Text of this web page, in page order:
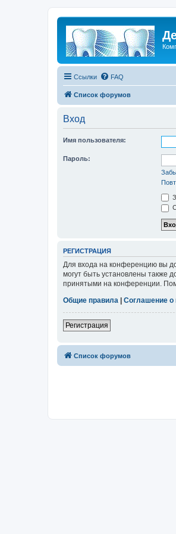
Ссылки FAQ
Список форумов
Вход
Имя пользователя:
Пароль:
РЕГИСТРАЦИЯ
Для входа на конференцию вы
могут быть установлены также
принятыми на конференции.
Общие правила
Соглашение о
Регистрация
Список форумов